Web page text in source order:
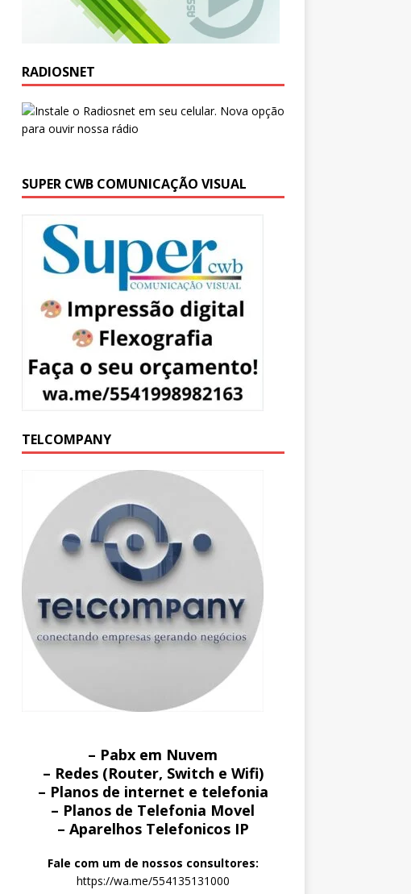
RADIOSNET
SUPER CWB COMUNICAÇÃO VISUAL
TELCOMPANY
– Pabx em Nuvem
– Redes (Router, Switch e Wifi)
– Planos de internet e telefonia
– Planos de Telefonia Movel
– Aparelhos Telefonicos IP
Fale com um de nossos consultores:
https://wa.me/554135131000